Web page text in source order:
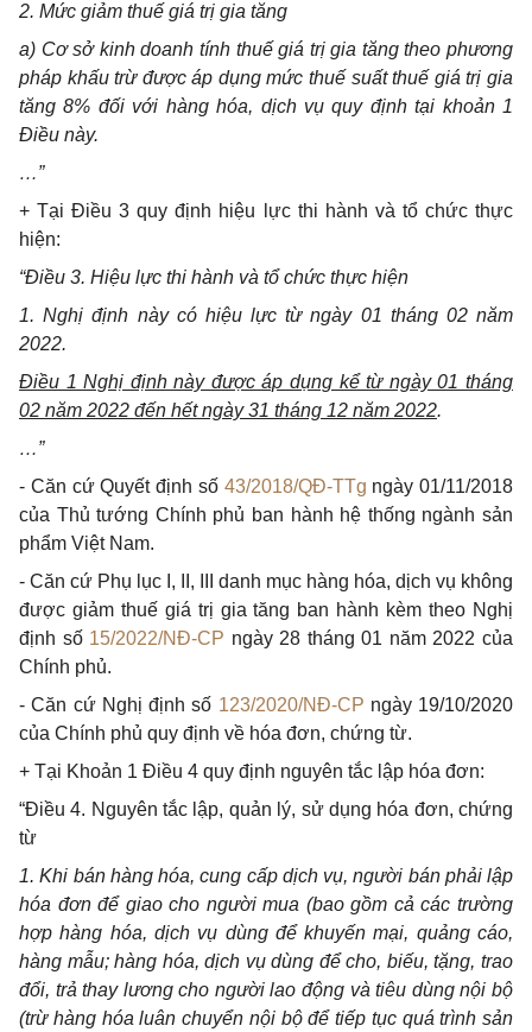
2. Mức giảm thuế giá trị gia tăng
a) Cơ sở kinh doanh tính thuế giá trị gia tăng theo phương
pháp khấu trừ được áp dụng mức thuế suất thuế giá trị gia
tăng 8% đối với hàng hóa, dịch vụ quy định tại khoản 1
Điều này.
…”
+ Tại Điều 3 quy định hiệu lực thi hành và tổ chức thực
hiện:
“Điều 3. Hiệu lực thi hành và tổ chức thực hiện
1. Nghị định này có hiệu lực từ ngày 01 tháng 02 năm
2022.
Điều 1 Nghị định này được áp dụng kể từ ngày 01 tháng
02 năm 2022 đến hết ngày 31 tháng 12 năm 2022.
…”
- Căn cứ Quyết định số 43/2018/QĐ-TTg ngày 01/11/2018
của Thủ tướng Chính phủ ban hành hệ thống ngành sản
phẩm Việt Nam.
- Căn cứ Phụ lục I, II, III danh mục hàng hóa, dịch vụ không
được giảm thuế giá trị gia tăng ban hành kèm theo Nghị
định số 15/2022/NĐ-CP ngày 28 tháng 01 năm 2022 của
Chính phủ.
- Căn cứ Nghị định số 123/2020/NĐ-CP ngày 19/10/2020
của Chính phủ quy định về hóa đơn, chứng từ.
+ Tại Khoản 1 Điều 4 quy định nguyên tắc lập hóa đơn:
“Điều 4. Nguyên tắc lập, quản lý, sử dụng hóa đơn, chứng
từ
1. Khi bán hàng hóa, cung cấp dịch vụ, người bán phải lập
hóa đơn để giao cho người mua (bao gồm cả các trường
hợp hàng hóa, dịch vụ dùng để khuyến mại, quảng cáo,
hàng mẫu; hàng hóa, dịch vụ dùng để cho, biếu, tặng, trao
đổi, trả thay lương cho người lao động và tiêu dùng nội bộ
(trừ hàng hóa luân chuyển nội bộ để tiếp tục quá trình sản